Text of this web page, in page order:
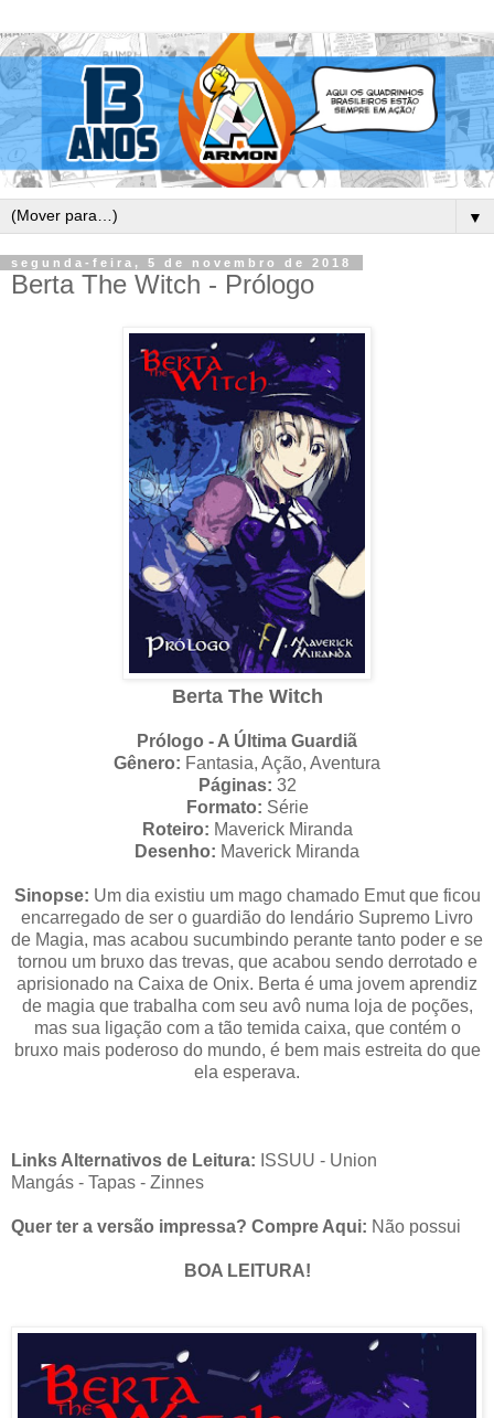
▼
segunda-feira, 5 de novembro de 2018
Berta The Witch - Prólogo
Berta The Witch
Prólogo - A Última Guardiã
Gênero: Fantasia, Ação, Aventura
Páginas: 32
Formato: Série
Roteiro: Maverick Miranda
Desenho: Maverick Miranda
Sinopse: Um dia existiu um mago chamado Emut que ficou
encarregado de ser o guardião do lendário Supremo Livro
de Magia, mas acabou sucumbindo perante tanto poder e se
tornou um bruxo das trevas, que acabou sendo derrotado e
aprisionado na Caixa de Onix. Berta é uma jovem aprendiz
de magia que trabalha com seu avô numa loja de poções,
mas sua ligação com a tão temida caixa, que contém o
bruxo mais poderoso do mundo, é bem mais estreita do que
ela esperava.
Links Alternativos de Leitura: ISSUU - Union
Mangás - Tapas - Zinnes
Quer ter a versão impressa? Compre Aqui: Não possui
BOA LEITURA!